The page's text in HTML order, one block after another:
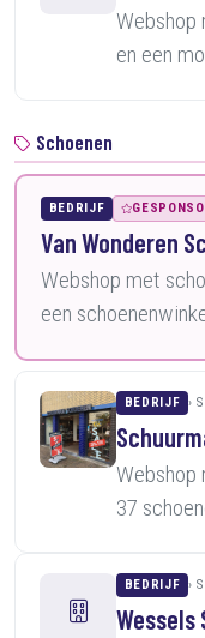
Webshop
en een
Schoenen
BEDRIJF
Van Wonderen
Webshop met
een
BEDRIJF
Webshop
37
BEDRIJF
Wessels